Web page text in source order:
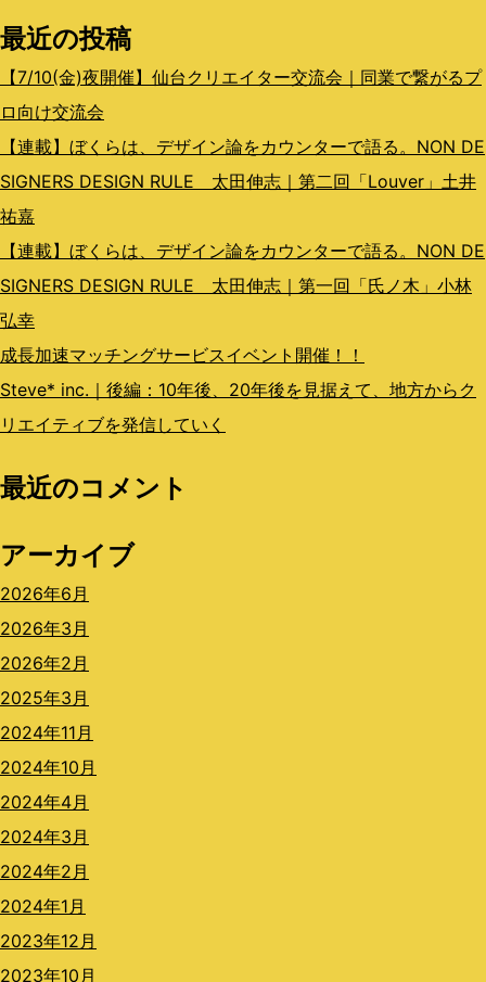
ン
最近の投稿
【7/10(金)夜開催】仙台クリエイター交流会｜同業で繋がるプ
ロ向け交流会
【連載】ぼくらは、デザイン論をカウンターで語る。NON DE
SIGNERS DESIGN RULE 太田伸志｜第二回「Louver」土井
祐嘉
【連載】ぼくらは、デザイン論をカウンターで語る。NON DE
SIGNERS DESIGN RULE 太田伸志｜第一回「氏ノ木」小林
弘幸
成長加速マッチングサービスイベント開催！！
Steve* inc.｜後編：10年後、20年後を見据えて、地方からク
リエイティブを発信していく
最近のコメント
アーカイブ
2026年6月
2026年3月
2026年2月
2025年3月
2024年11月
2024年10月
2024年4月
2024年3月
2024年2月
2024年1月
2023年12月
2023年10月